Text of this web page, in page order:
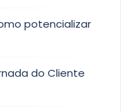
potencializar
do Cliente